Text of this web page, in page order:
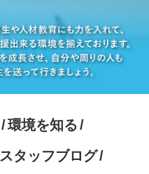
環境を知る
スタッフブログ